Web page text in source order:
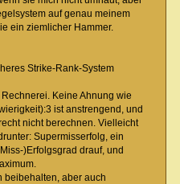
auf genau meinem
ein ziemlicher Hammer.
Strike-Rank-System
Keine Ahnung wie
ist anstrengend, und
nicht berechnen. Vielleicht
Supermisserfolg, ein
)Erfolgsgrad drauf, und
beibehalten, aber auch